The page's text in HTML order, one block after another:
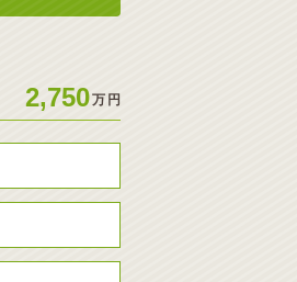
2,750万 円